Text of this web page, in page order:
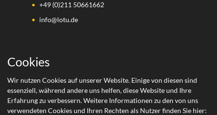
+49 (0)211 50661662
info@lotu.de
Wichtige Links
Versand
Retoure
Cookies
Wir nutzen Cookies auf unserer Website. Einige von diesen sind
essenziell, während andere uns helfen, diese Website und Ihre
Erfahrung zu verbessern. Weitere Informationen zu den von uns
verwendeten Cookies und Ihren Rechten als Nutzer finden Sie hier: